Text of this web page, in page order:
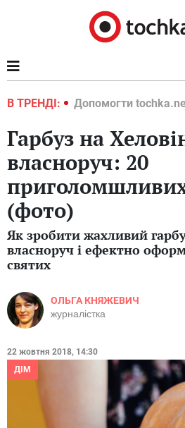
В ТРЕНДІ:
2022 Допомогти
Гарбуз на
власноруч: 20
(фото)
Як зробити жахливий
власноруч і ефектно
святих
ОЛЬГА КНЯЖЕВИЧ
журналістка
22 жовтня 2018, 14:30
ДІМ